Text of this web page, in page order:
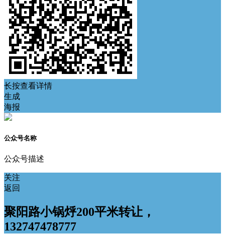
长按查看详情
生成
海报
公众号名称
公众号描述
关注
返回
聚阳路小锅烀200平米转让，
132747478777